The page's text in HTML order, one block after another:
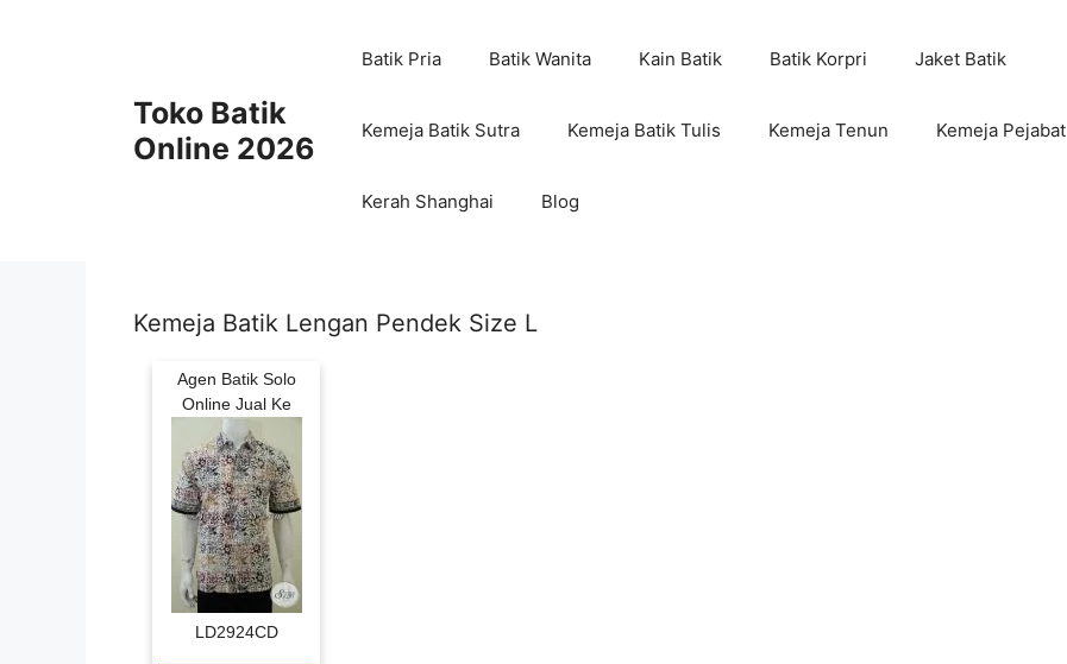
Toko Batik
Online 2026
Batik Pria Batik Wanita Kain Batik Batik Korpri Jaket Batik
Kemeja Batik Sutra Kemeja Batik Tulis Kemeja Tenun Kemeja Pejabat
Kerah Shanghai Blog
Kemeja Batik Lengan Pendek Size L
Agen Batik Solo
Online Jual Ke
LD2924CD